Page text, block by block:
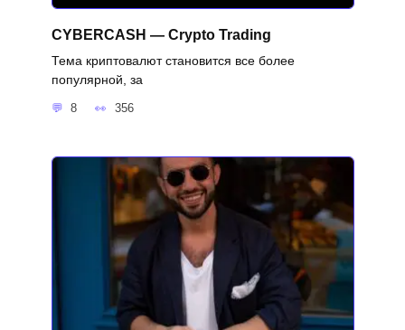
CYBERCASH — Crypto Trading
Тема криптовалют становится все более
популярной, за
8 356